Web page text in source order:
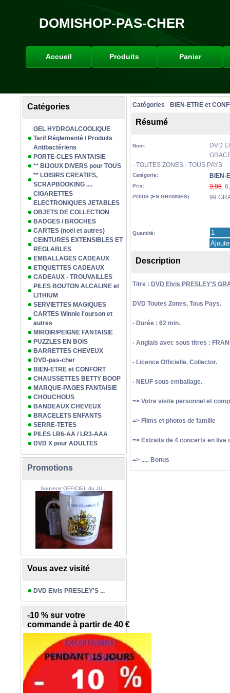
DOMISHOP-PAS-CHER
Accueil Produits Panier
Catégories
GEL HYDROALCOOLIQUE
Tarif Réglementé / Produits
Antibactériens
PORTE-CLES FANTAISIE
** BIJOUX DIVERS pour TOUS
** LOISIRS CREATIFS,
SCRAPBOOKING ....
CIGARETTES
ELECTRONIQUES JETABLES
OBJETS DE COLLECTION
BADGES / BROCHES
CARTES (noël et autres)
CEINTURES EXTENSIBLES ET
REGLABLES
EMBALLAGES CADEAUX
ETIQUETTES CADEAUX
CADEAUX - TROUVAILLES
PILES BOUTON ALCALINE et
LITHIUM
SERVIETTES MAGIQUES
CARTES Winnie l'ourson et
autres
MIROIR/PEIGNE FANTAISIE
PUZZLES EN BOIS
BARRETTES CHEVEUX
DVD-pas-cher
BIEN-ETRE et CONFORT
CHAUSSETTES BETTY BOOP
MARQUE-PAGES FANTAISIE
CHOUCHOUS
BANDEAUX CHEVEUX
BRACELETS ENFANTS
SERRE-TETES
PILES LR6-AA / LR3-AAA
DVD X pour ADULTES
Promotions
Souvenir OFFICIEL du JU...
Vous avez visité
DVD Elvis PRESLEY'S ...
-10 % sur votre
commande à partir de 40 €
Catégories - BIEN-ETRE et
Résumé
Nom:
DVD
- TOUTES ZONES - TOUS PAYS
Catégorie: BIEN-
Prix: 9,98
POIDS (EN GRAMMES): 99
Quantité:
Description
Titre : DVD Elvis PRESLEY'S
DVD Toutes Zones, Tous Pays.
- Durée : 62 min.
- Anglais avec sous titres :
- Licence Officielle. Collector.
- NEUF sous emballage.
=> Votre visite personnel et
=> Films et photos de famille
=> Extraits de 4 concerts en
=> ..... Bonus